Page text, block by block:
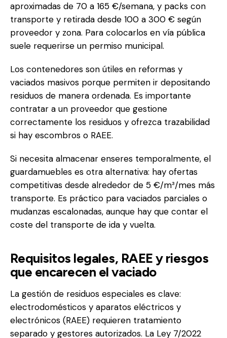
aproximadas de 70 a 165 €/semana, y packs con
transporte y retirada desde 100 a 300 € según
proveedor y zona. Para colocarlos en vía pública
suele requerirse un permiso municipal.
Los contenedores son útiles en reformas y
vaciados masivos porque permiten ir depositando
residuos de manera ordenada. Es importante
contratar a un proveedor que gestione
correctamente los residuos y ofrezca trazabilidad
si hay escombros o RAEE.
Si necesita almacenar enseres temporalmente, el
guardamuebles es otra alternativa: hay ofertas
competitivas desde alrededor de 5 €/m³/mes más
transporte. Es práctico para vaciados parciales o
mudanzas escalonadas, aunque hay que contar el
coste del transporte de ida y vuelta.
Requisitos legales, RAEE y riesgos
que encarecen el vaciado
La gestión de residuos especiales es clave:
electrodomésticos y aparatos eléctricos y
electrónicos (RAEE) requieren tratamiento
separado y gestores autorizados. La Ley 7/2022